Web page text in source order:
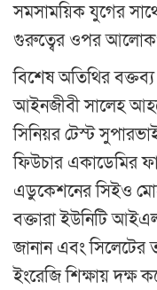
সমসাময়িক যুগের
গুরুত্বের ওপর
​বিশেষ অতিথির
আইনজীবী সালেহ
সিনিয়র টেস্ট
ফিউচার একাডেমির
এডুকেশনের সিইও
​বক্তারা ইউনিটি
জানান এবং সিলেটের
ইংরেজি শিক্ষায় দক্ষ